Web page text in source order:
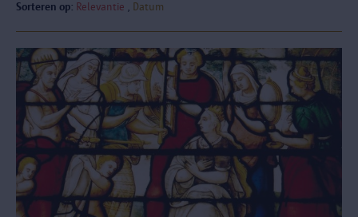
Sorteren op: Relevantie Datum